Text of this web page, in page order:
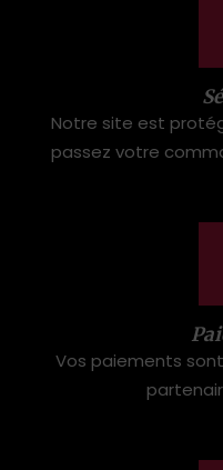
Notre site est
passez votre
Vos paiements